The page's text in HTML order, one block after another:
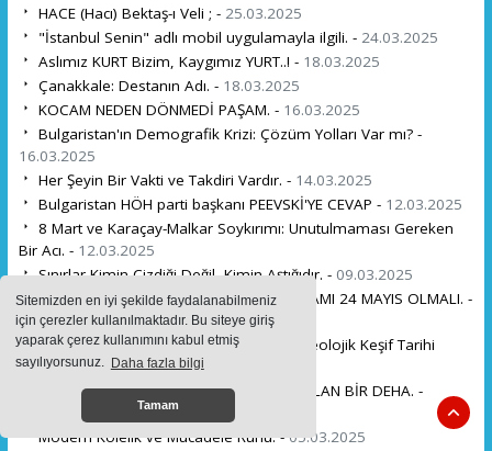
Sitemizden en iyi şekilde faydalanabilmeniz
için çerezler kullanılmaktadır. Bu siteye giriş
yaparak çerez kullanımını kabul etmiş
sayılıyorsunuz. Daha fazla bilgi
Tamam
HACE (Hacı) Bektaş-ı Veli ; - 25.03.2025
"İstanbul Senin" adlı mobil uygulamayla ilgili. - 24.03.2025
Aslımız KURT Bizim, Kaygımız YURT..! - 18.03.2025
Çanakkale: Destanın Adı. - 18.03.2025
KOCAM NEDEN DÖNMEDİ PAŞAM. - 16.03.2025
Bulgaristan'ın Demografik Krizi: Çözüm Yolları Var mı? -
16.03.2025
Her Şeyin Bir Vakti ve Takdiri Vardır. - 14.03.2025
Bulgaristan HÖH parti başkanı PEEVSKİ'YE CEVAP - 12.03.2025
8 Mart ve Karaçay-Malkar Soykırımı: Unutulmaması Gereken
Bir Acı. - 12.03.2025
Sınırlar Kimin Çizdiği Değil, Kimin Aştığıdır. - 09.03.2025
BULGARİSTAN'IN GERÇEK ULUSAL BAYRAMI 24 MAYIS OLMALI. -
08.03.2025
Dünya Şokta: Meksika'daki Korkunç Arkeolojik Keşif Tarihi
Değiştiriyor! -06.03.2025
NURİ KİLLİGİL: TARİHİN GÖLGESİNDE KALAN BİR DEHA. -
Modern Kölelik ve Mücadele Ruhu. -05.03.2025